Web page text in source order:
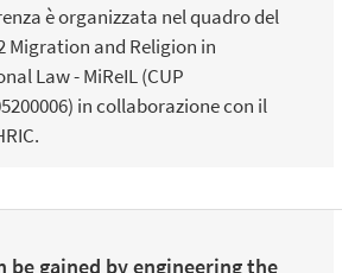
è organizzata nel quadro del
Migration and Religion in
Law - MiReIL (CUP
in collaborazione con il
be gained by engineering the